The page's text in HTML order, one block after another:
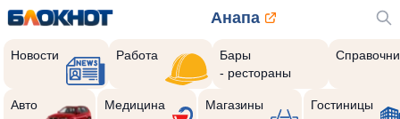
Анапа
Новости Работа
Бары
- рестораны
Авто Медицина Магазины Гостиницы